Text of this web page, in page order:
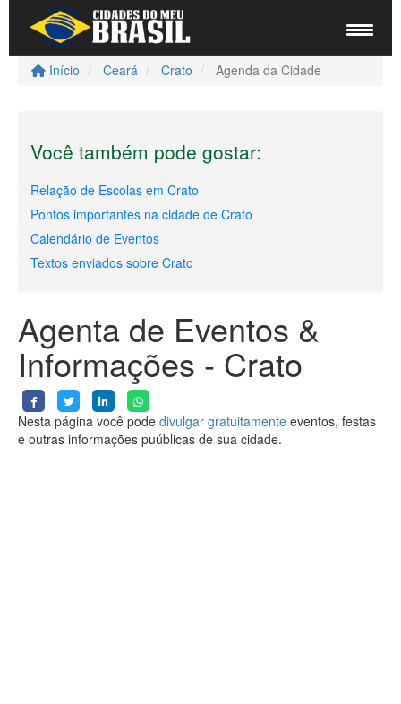
Início Ceará Crato Agenda da Cidade
Você também pode gostar:
Relação de Escolas em Crato
Pontos importantes na cidade de Crato
Calendário de Eventos
Textos enviados sobre Crato
Agenta de Eventos &
Informações - Crato
Nesta página você pode divulgar gratuitamente eventos, festas
e outras informações puúblicas de sua cidade.